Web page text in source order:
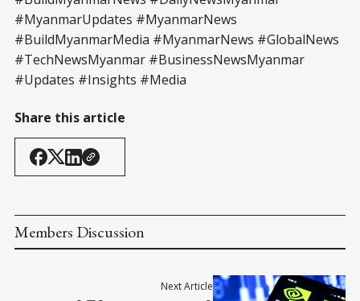
#MyanmarUpdates #MyanmarNews
#BuildMyanmarMedia #MyanmarNews #GlobalNews
#TechNewsMyanmar #BusinessNewsMyanmar
#Updates #Insights #Media
Share this article
Members Discussion
Next Article